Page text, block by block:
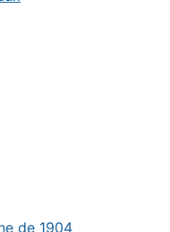
de 1904